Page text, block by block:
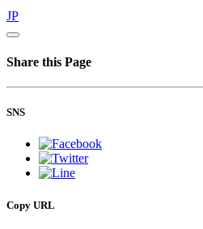
JP
Share this Page
SNS
Copy URL